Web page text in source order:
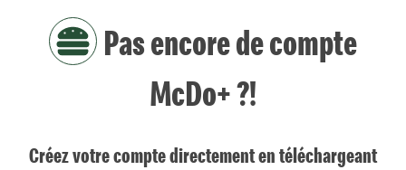
Pas encore de compte
McDo+ ?!
Créez votre compte directement en téléchargeant